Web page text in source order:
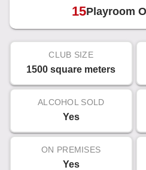
15Playroom
CLUB SIZE
1500 square meters
ALCOHOL SOLD
Yes
ON PREMISES
Yes